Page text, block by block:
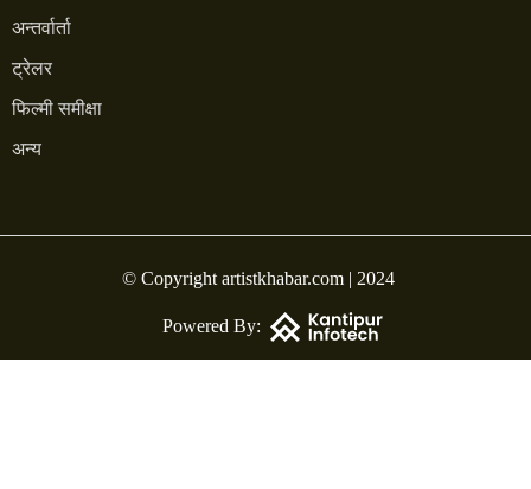
अन्तर्वार्ता
ट्रेलर
फिल्मी समीक्षा
अन्य
© Copyright artistkhabar.com | 2024
Powered By: